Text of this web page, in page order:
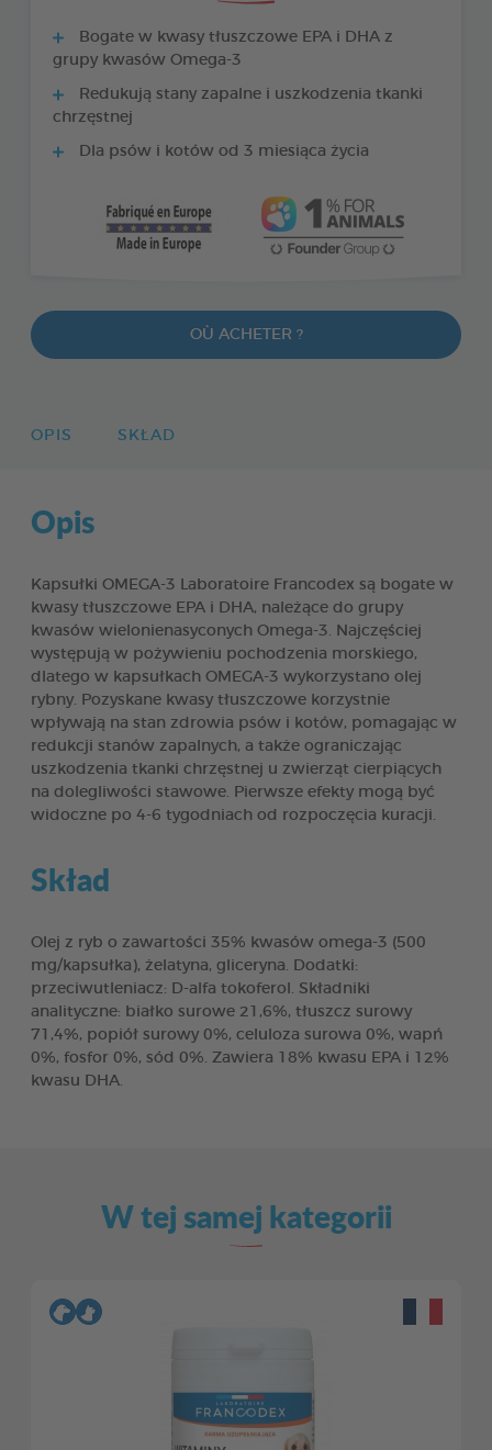
Bogate w kwasy tłuszczowe EPA i DHA z
grupy kwasów Omega-3
Redukują stany zapalne i uszkodzenia tkanki
chrzęstnej
Dla psów i kotów od 3 miesiąca życia
OÙ ACHETER ?
OPIS SKŁAD
Opis
Kapsułki OMEGA-3 Laboratoire Francodex są bogate w
kwasy tłuszczowe EPA i DHA, należące do grupy
kwasów wielonienasyconych Omega-3. Najczęściej
występują w pożywieniu pochodzenia morskiego,
dlatego w kapsułkach OMEGA-3 wykorzystano olej
rybny. Pozyskane kwasy tłuszczowe korzystnie
wpływają na stan zdrowia psów i kotów, pomagając w
redukcji stanów zapalnych, a także ograniczając
uszkodzenia tkanki chrzęstnej u zwierząt cierpiących
na dolegliwości stawowe. Pierwsze efekty mogą być
widoczne po 4-6 tygodniach od rozpoczęcia kuracji.
Skład
Olej z ryb o zawartości 35% kwasów omega-3 (500
mg/kapsułka), żelatyna, gliceryna. Dodatki:
przeciwutleniacz: D-alfa tokoferol. Składniki
analityczne: białko surowe 21,6%, tłuszcz surowy
71,4%, popiół surowy 0%, celuloza surowa 0%, wapń
0%, fosfor 0%, sód 0%. Zawiera 18% kwasu EPA i 12%
kwasu DHA.
W tej samej kategorii